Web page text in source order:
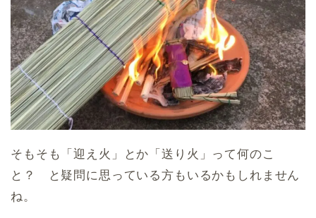
そもそも「迎え火」とか「送り火」って何のこ
と？ と疑問に思っている方もいるかもしれません
ね。